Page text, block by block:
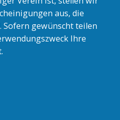
aus, die
Sofern gewünscht teilen
Ihre